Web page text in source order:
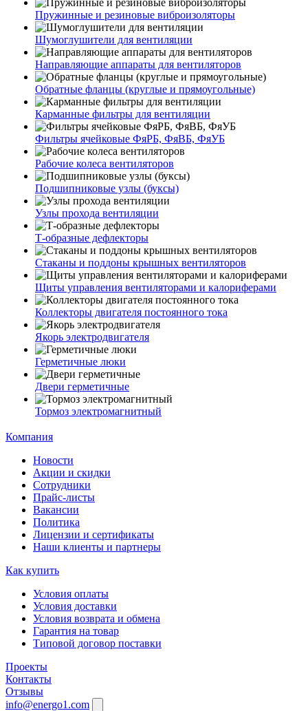
Пружинные и резиновые виброизоляторы
Шумоглушители для вентиляции
Направляющие аппараты для вентиляторов
Обратные фланцы (круглые и прямоугольные)
Карманные фильтры для вентиляции
Фильтры ячейковые ФяРБ, ФяВБ, ФяУБ
Рабочие колеса вентиляторов
Подшипниковые узлы (буксы)
Узлы прохода вентиляции
Т-образные дефлекторы
Стаканы и поддоны крышных вентиляторов
Щиты управления вентиляторами и калориферами
Коллекторы двигателя постоянного тока
Якорь электродвигателя
Герметичные люки
Двери герметичные
Тормоз электромагнитный
Компания
Новости
Акции и скидки
Сотрудники
Прайс-листы
Вакансии
Политика
Лицензии и сертификаты
Наши клиенты и партнеры
Как купить
Условия оплаты
Условия доставки
Условия возврата и обмена
Гарантия на товар
Типовой договор поставки
Проекты
Контакты
Отзывы
info@energo1.com